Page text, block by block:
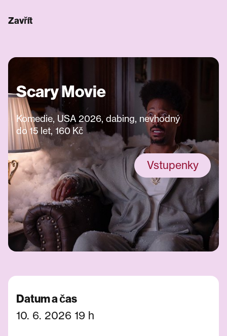
Zavřít
Scary Movie
Komedie, USA 2026, dabing, nevhodný
do 15 let, 160 Kč
Vstupenky
Datum a čas
10. 6. 2026 19 h